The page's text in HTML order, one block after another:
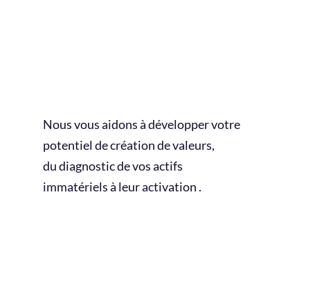
Nous vous aidons à développer votre
potentiel de création de valeurs,
du diagnostic de vos actifs
immatériels à leur activation .